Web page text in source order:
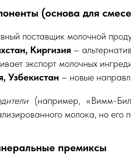
(основа для
поставщик молочной
Киргизия –
экспорт молочных
Узбекистан – новые
(например, «Вимм-
молока, но его
премиксы